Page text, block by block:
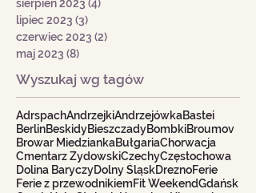
sierpień 2023 (4)
lipiec 2023 (3)
czerwiec 2023 (2)
maj 2023 (8)
Wyszukaj wg tagów
AdrspachAndrzejkiAndrzejówkaBastei
BerlinBeskidyBieszczadyBombkiBroumov
Browar MiedziankaBułgariaChorwacja
Cmentarz ŻydowskiCzechyCzęstochowa
Dolina BaryczyDolny ŚląskDreznoFerie
Ferie z przewodnikiemFit WeekendGdańsk